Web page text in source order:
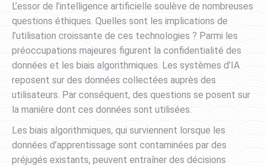
L’essor de l’intelligence artificielle soulève de nombreuses
questions éthiques. Quelles sont les implications de
l’utilisation croissante de ces technologies ? Parmi les
préoccupations majeures figurent la confidentialité des
données et les biais algorithmiques. Les systèmes d’IA
reposent sur des données collectées auprès des
utilisateurs. Par conséquent, des questions se posent sur
la manière dont ces données sont utilisées.
Les biais algorithmiques, qui surviennent lorsque les
données d’apprentissage sont contaminées par des
préjugés existants, peuvent entraîner des décisions